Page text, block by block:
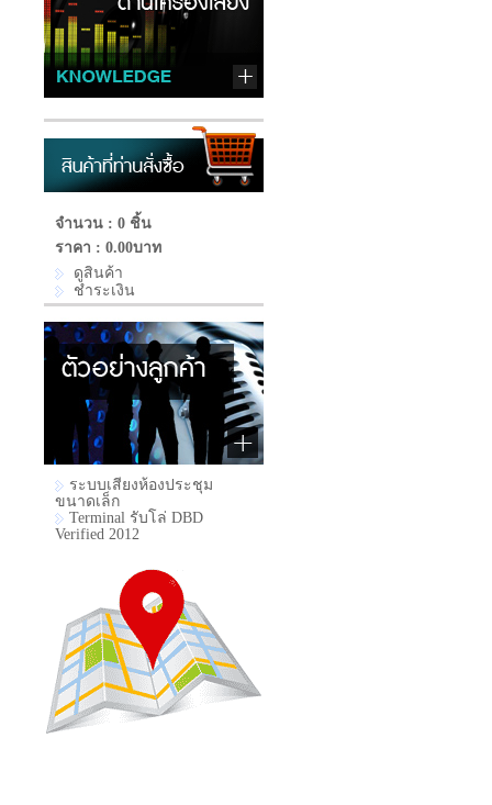
จำนวน : 0 ชิ้น
ราคา : 0.00บาท
ดูสินค้า
ชำระเงิน
ระบบเสียงห้องประชุม
ขนาดเล็ก
Terminal รับโล่ DBD
Verified 2012